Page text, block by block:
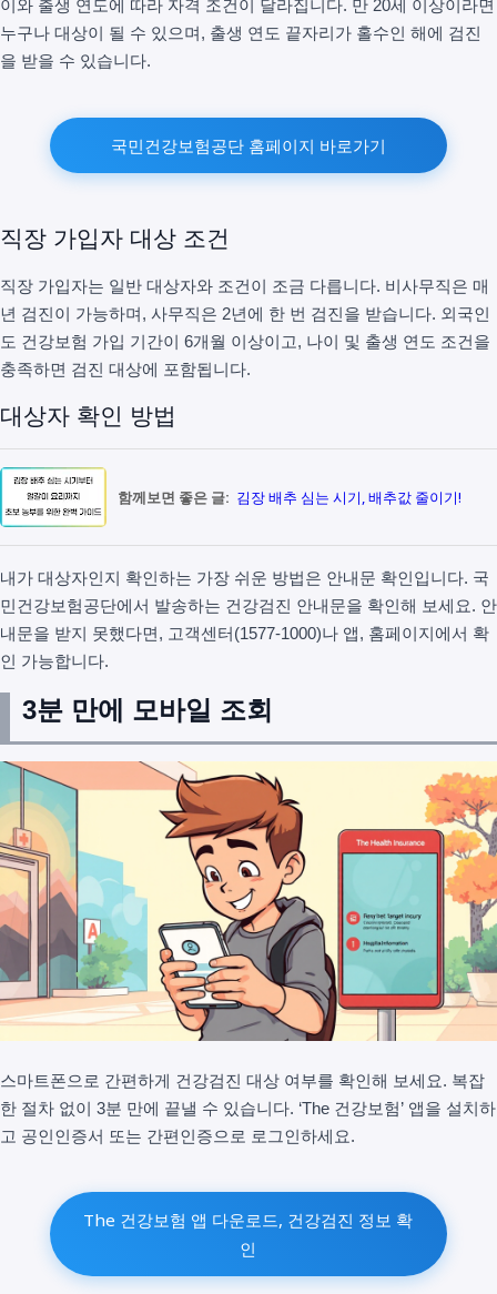
이와 출생 연도에 따라 자격 조건이 달라집니다. 만 20세 이상이라면
누구나 대상이 될 수 있으며, 출생 연도 끝자리가 홀수인 해에 검진
을 받을 수 있습니다.
국민건강보험공단 홈페이지 바로가기
직장 가입자 대상 조건
직장 가입자는 일반 대상자와 조건이 조금 다릅니다. 비사무직은 매
년 검진이 가능하며, 사무직은 2년에 한 번 검진을 받습니다. 외국인
도 건강보험 가입 기간이 6개월 이상이고, 나이 및 출생 연도 조건을
충족하면 검진 대상에 포함됩니다.
대상자 확인 방법
함께보면 좋은 글: 김장 배추 심는 시기, 배추값 줄이기!
내가 대상자인지 확인하는 가장 쉬운 방법은 안내문 확인입니다. 국
민건강보험공단에서 발송하는 건강검진 안내문을 확인해 보세요. 안
내문을 받지 못했다면, 고객센터(1577-1000)나 앱, 홈페이지에서 확
인 가능합니다.
3분 만에 모바일 조회
스마트폰으로 간편하게 건강검진 대상 여부를 확인해 보세요. 복잡
한 절차 없이 3분 만에 끝낼 수 있습니다. ‘The 건강보험’ 앱을 설치하
고 공인인증서 또는 간편인증으로 로그인하세요.
The 건강보험 앱 다운로드, 건강검진 정보 확
인